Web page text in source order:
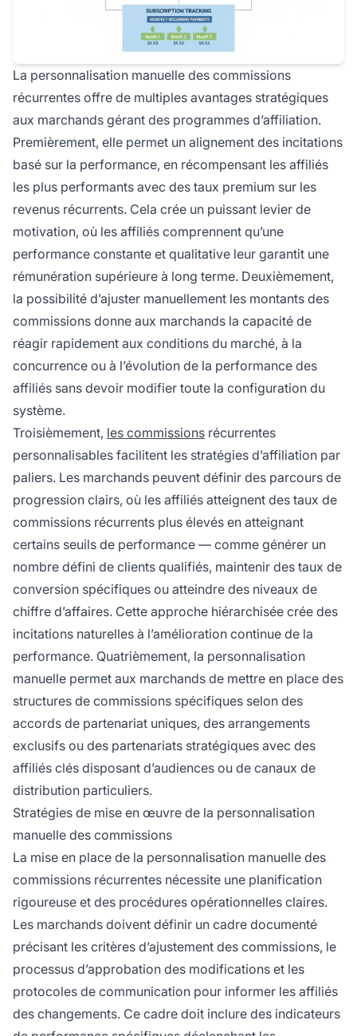
La personnalisation manuelle des commissions
récurrentes offre de multiples avantages stratégiques
aux marchands gérant des programmes d’affiliation.
Premièrement, elle permet un alignement des incitations
basé sur la performance, en récompensant les affiliés
les plus performants avec des taux premium sur les
revenus récurrents. Cela crée un puissant levier de
motivation, où les affiliés comprennent qu’une
performance constante et qualitative leur garantit une
rémunération supérieure à long terme. Deuxièmement,
la possibilité d’ajuster manuellement les montants des
commissions donne aux marchands la capacité de
réagir rapidement aux conditions du marché, à la
concurrence ou à l’évolution de la performance des
affiliés sans devoir modifier toute la configuration du
système.
Troisièmement, les commissions récurrentes
personnalisables facilitent les stratégies d’affiliation par
paliers. Les marchands peuvent définir des parcours de
progression clairs, où les affiliés atteignent des taux de
commissions récurrents plus élevés en atteignant
certains seuils de performance — comme générer un
nombre défini de clients qualifiés, maintenir des taux de
conversion spécifiques ou atteindre des niveaux de
chiffre d’affaires. Cette approche hiérarchisée crée des
incitations naturelles à l’amélioration continue de la
performance. Quatrièmement, la personnalisation
manuelle permet aux marchands de mettre en place des
structures de commissions spécifiques selon des
accords de partenariat uniques, des arrangements
exclusifs ou des partenariats stratégiques avec des
affiliés clés disposant d’audiences ou de canaux de
distribution particuliers.
Stratégies de mise en œuvre de la personnalisation
manuelle des commissions
La mise en place de la personnalisation manuelle des
commissions récurrentes nécessite une planification
rigoureuse et des procédures opérationnelles claires.
Les marchands doivent définir un cadre documenté
précisant les critères d’ajustement des commissions, le
processus d’approbation des modifications et les
protocoles de communication pour informer les affiliés
des changements. Ce cadre doit inclure des indicateurs